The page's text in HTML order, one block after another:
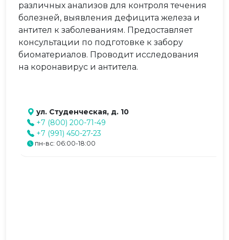
различных анализов для контроля течения
болезней, выявления дефицита железа и
антител к заболеваниям. Предоставляет
консультации по подготовке к забору
биоматериалов. Проводит исследования
на коронавирус и антитела.
ул. Студенческая, д. 10
+7 (800) 200-71-49
+7 (991) 450-27-23
пн-вс: 06:00-18:00